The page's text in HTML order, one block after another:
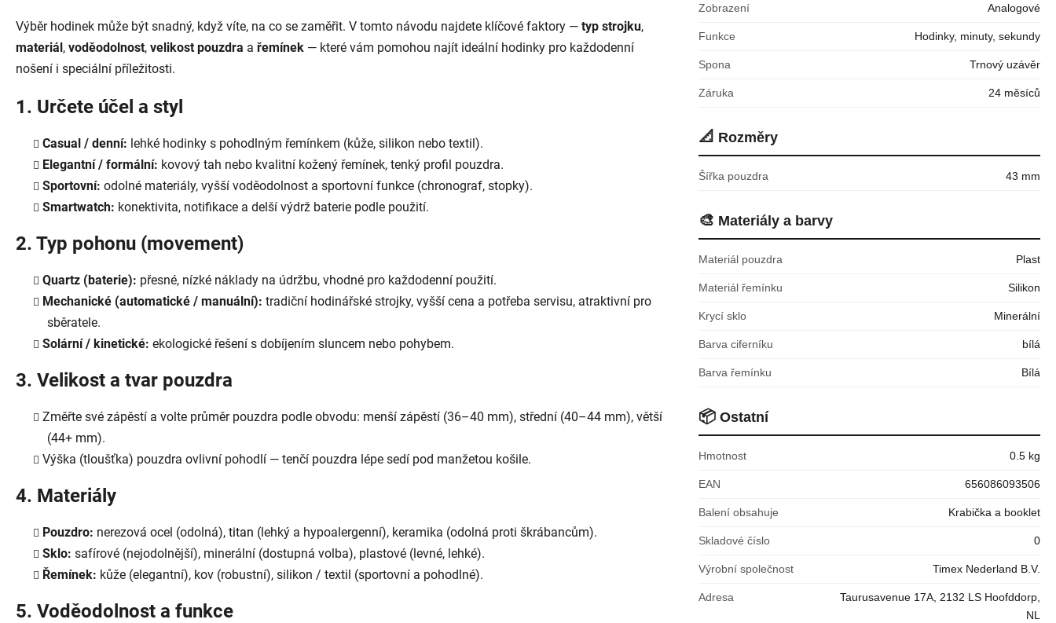
Výběr hodinek může být snadný, když víte, na co se zaměřit. V tomto návodu najdete klíčové faktory — typ strojku,
materiál , voděodolnost, velikost pouzdra a řemínek — které vám pomohou najít ideální hodinky pro každodenní
nošení i speciální příležitosti.
1. Určete účel a styl
Casual / denní: lehké hodinky s pohodlným řemínkem (kůže, silikon nebo textil).
Elegantní / formální: kovový tah nebo kvalitní kožený řemínek, tenký profil pouzdra.
Sportovní: odolné materiály, vyšší voděodolnost a sportovní funkce (chronograf, stopky).
Smartwatch: konektivita, notifikace a delší výdrž baterie podle použití.
2. Typ pohonu (movement)
Quartz (baterie): přesné, nízké náklady na údržbu, vhodné pro každodenní použití.
Mechanické (automatické / manuální): tradiční hodinářské strojky, vyšší cena a potřeba servisu, atraktivní pro
sběratele.
Solární / kinetické: ekologické řešení s dobíjením sluncem nebo pohybem.
3. Velikost a tvar pouzdra
Změřte své zápěstí a volte průměr pouzdra podle obvodu: menší zápěstí (36–40 mm), střední (40–44 mm), větší
(44+ mm).
Výška (tloušťka) pouzdra ovlivní pohodlí — tenčí pouzdra lépe sedí pod manžetou košile.
4. Materiály
Pouzdro: nerezová ocel (odolná), titan (lehký a hypoalergenní), keramika (odolná proti škrábancům).
Sklo: safírové (nejodolnější), minerální (dostupná volba), plastové (levné, lehké).
Řemínek: kůže (elegantní), kov (robustní), silikon / textil (sportovní a pohodlné).
5. Voděodolnost a funkce
Zobrazení Analogové
Funkce Hodinky, minuty, sekundy
Spona Trnový uzávěr
Záruka 24 měsíců
📐 Rozměry
Šířka pouzdra 43 mm
🎨 Materiály a barvy
Materiál pouzdra Plast
Materiál řemínku Silikon
Krycí sklo Minerální
Barva ciferníku bílá
Barva řemínku Bílá
📦 Ostatní
Hmotnost 0.5 kg
EAN 656086093506
Balení obsahuje Krabička a booklet
Skladové číslo 0
Výrobní společnost Timex Nederland B.V.
Adresa
Taurusavenue 17A, 2132 LS Hoofddorp,
NL